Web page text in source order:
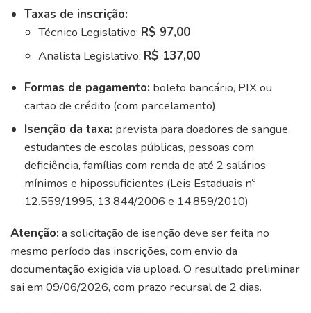
Taxas de inscrição:
Técnico Legislativo: R$ 97,00
Analista Legislativo: R$ 137,00
Formas de pagamento: boleto bancário, PIX ou
cartão de crédito (com parcelamento)
Isenção da taxa: prevista para doadores de sangue,
estudantes de escolas públicas, pessoas com
deficiência, famílias com renda de até 2 salários
mínimos e hipossuficientes (Leis Estaduais nº
12.559/1995, 13.844/2006 e 14.859/2010)
Atenção: a solicitação de isenção deve ser feita no
mesmo período das inscrições, com envio da
documentação exigida via upload. O resultado preliminar
sai em 09/06/2026, com prazo recursal de 2 dias.